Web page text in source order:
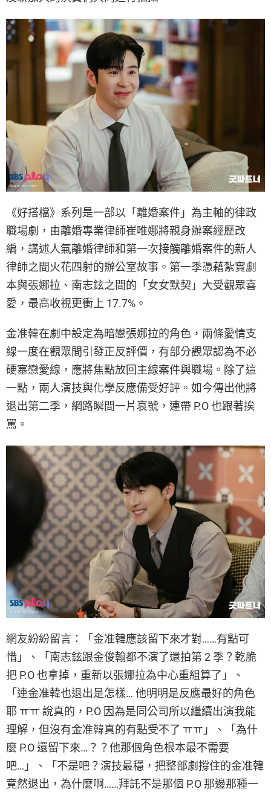
《好搭檔》系列是一部以「離婚案件」為主軸的律政
職場劇，由離婚專業律師崔唯娜將親身辦案經歷改
編，講述人氣離婚律師和第一次接觸離婚案件的新人
律師之間火花四射的辦公室故事。第一季憑藉紮實劇
本與張娜拉、南志鉉之間的「女女默契」大受觀眾喜
愛，最高收視更衝上 17.7%。
金准韓在劇中設定為暗戀張娜拉的角色，兩條愛情支
線一度在觀眾間引發正反評價，有部分觀眾認為不必
硬塞戀愛線，應將焦點放回主線案件與職場。除了這
一點，兩人演技與化學反應備受好評。如今傳出他將
退出第二季，網路瞬間一片哀號，連帶 P.O 也跟著挨
罵。
網友紛紛留言：「金准韓應該留下來才對……有點可
惜」、「南志鉉跟金俊翰都不演了還拍第 2 季？乾脆
把 P.O 也拿掉，重新以張娜拉為中心重組算了」、
「連金准韓也退出是怎樣… 他明明是反應最好的角色
耶 ㅠㅠ 說真的，P.O 因為是同公司所以繼續出演我能
理解，但沒有金准韓真的有點受不了 ㅠㅠ」、「為什
麼 P.O 還留下來…？？他那個角色根本最不需要
吧…」、「不是吧？演技最穩，把整部劇撐住的金准韓
竟然退出，為什麼啊……拜託不是那個 P.O 那邊那種一